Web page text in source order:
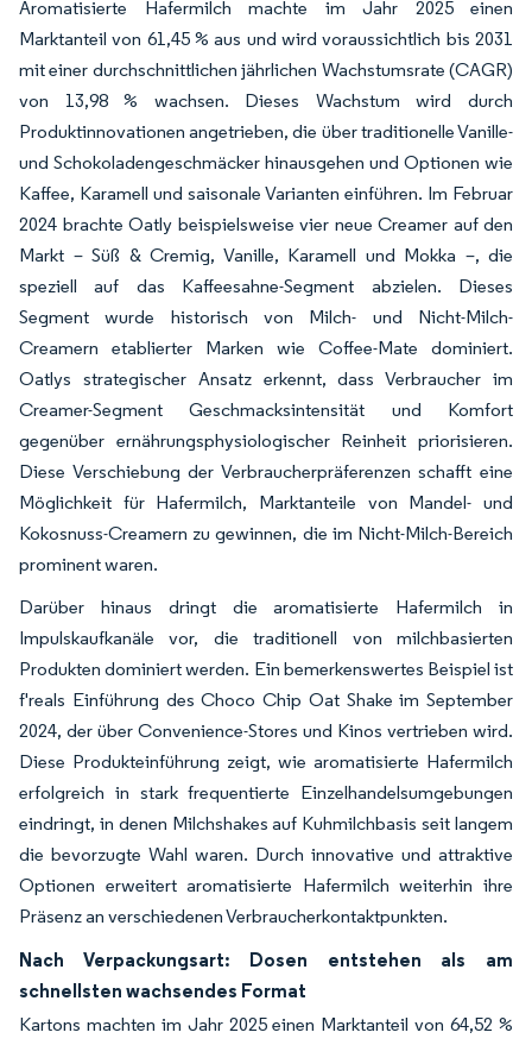
Aromatisierte Hafermilch machte im Jahr 2025 einen
Marktanteil von 61,45 % aus und wird voraussichtlich bis 2031
mit einer durchschnittlichen jährlichen Wachstumsrate (CAGR)
von 13,98 % wachsen. Dieses Wachstum wird durch
Produktinnovationen angetrieben, die über traditionelle Vanille-
und Schokoladengeschmäcker hinausgehen und Optionen wie
Kaffee, Karamell und saisonale Varianten einführen. Im Februar
2024 brachte Oatly beispielsweise vier neue Creamer auf den
Markt – Süß & Cremig, Vanille, Karamell und Mokka –, die
speziell auf das Kaffeesahne-Segment abzielen. Dieses
Segment wurde historisch von Milch- und Nicht-Milch-
Creamern etablierter Marken wie Coffee-Mate dominiert.
Oatlys strategischer Ansatz erkennt, dass Verbraucher im
Creamer-Segment Geschmacksintensität und Komfort
gegenüber ernährungsphysiologischer Reinheit priorisieren.
Diese Verschiebung der Verbraucherpräferenzen schafft eine
Möglichkeit für Hafermilch, Marktanteile von Mandel- und
Kokosnuss-Creamern zu gewinnen, die im Nicht-Milch-Bereich
prominent waren.
Darüber hinaus dringt die aromatisierte Hafermilch in
Impulskaufkanäle vor, die traditionell von milchbasierten
Produkten dominiert werden. Ein bemerkenswertes Beispiel ist
f'reals Einführung des Choco Chip Oat Shake im September
2024, der über Convenience-Stores und Kinos vertrieben wird.
Diese Produkteinführung zeigt, wie aromatisierte Hafermilch
erfolgreich in stark frequentierte Einzelhandelsumgebungen
eindringt, in denen Milchshakes auf Kuhmilchbasis seit langem
die bevorzugte Wahl waren. Durch innovative und attraktive
Optionen erweitert aromatisierte Hafermilch weiterhin ihre
Präsenz an verschiedenen Verbraucherkontaktpunkten.
Nach Verpackungsart: Dosen entstehen als am
schnellsten wachsendes Format
Kartons machten im Jahr 2025 einen Marktanteil von 64,52 %